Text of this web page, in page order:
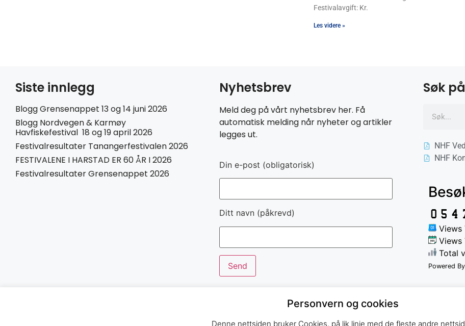
Festivalavgift: Kr.
Les videre »
Siste innlegg
Blogg Grensenappet 13 og 14 juni 2026
Blogg Nordvegen & Karmøy
Havfiskefestival 18 og 19 april 2026
Festivalresultater Tanangerfestivalen 2026
FESTIVALENE I HARSTAD ER 60 ÅR I 2026
Festivalresultater Grensenappet 2026
Nyhetsbrev
Meld deg på vårt nyhetsbrev her. Få
automatisk melding når nyheter og artikler
legges ut.
Din e-post (obligatorisk)
Ditt navn (påkrevd)
Søk
NHF
NHF
Views
Views
Total
Powered By
Personvern og cookies
Denne nettsiden bruker Cookies, på lik linje med de fleste andre